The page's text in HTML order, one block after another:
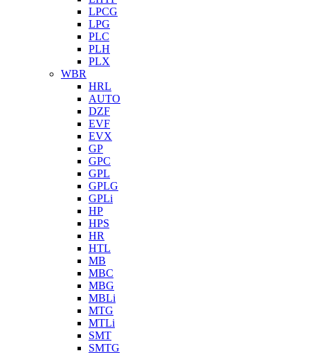
LPCG
LPG
PLC
PLH
PLX
WBR
HRL
AUTO
DZF
EVF
EVX
GP
GPC
GPL
GPLG
GPLi
HP
HPS
HR
HTL
MB
MBC
MBG
MBLi
MTG
MTLi
SMT
SMTG